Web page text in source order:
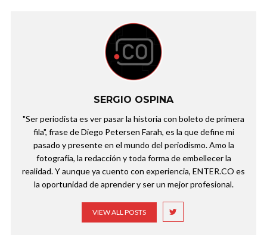
SERGIO OSPINA
"Ser periodista es ver pasar la historia con boleto de primera
fila", frase de Diego Petersen Farah, es la que define mi
pasado y presente en el mundo del periodismo. Amo la
fotografía, la redacción y toda forma de embellecer la
realidad. Y aunque ya cuento con experiencia, ENTER.CO es
la oportunidad de aprender y ser un mejor profesional.
VIEW ALL POSTS